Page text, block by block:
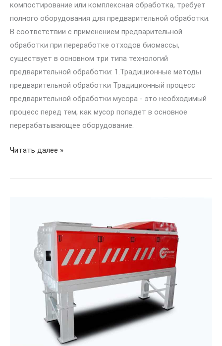
компостирование или комплексная обработка, требует
полного оборудования для предварительной обработки.
В соответствии с применением предварительной
обработки при переработке отходов биомассы,
существует в основном три типа технологий
предварительной обработки: 1.Традиционные методы
предварительной обработки Традиционный процесс
предварительной обработки мусора - это необходимый
процесс перед тем, как мусор попадет в основное
перерабатывающее оборудование.
Читать далее »
отходов
помощью
лопастных
разгрузочных